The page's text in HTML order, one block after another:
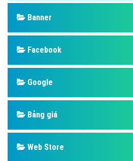
Banner
Facebook
Google
Bảng giá
Web Store